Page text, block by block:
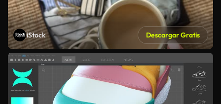
iStock Descargar Gratis